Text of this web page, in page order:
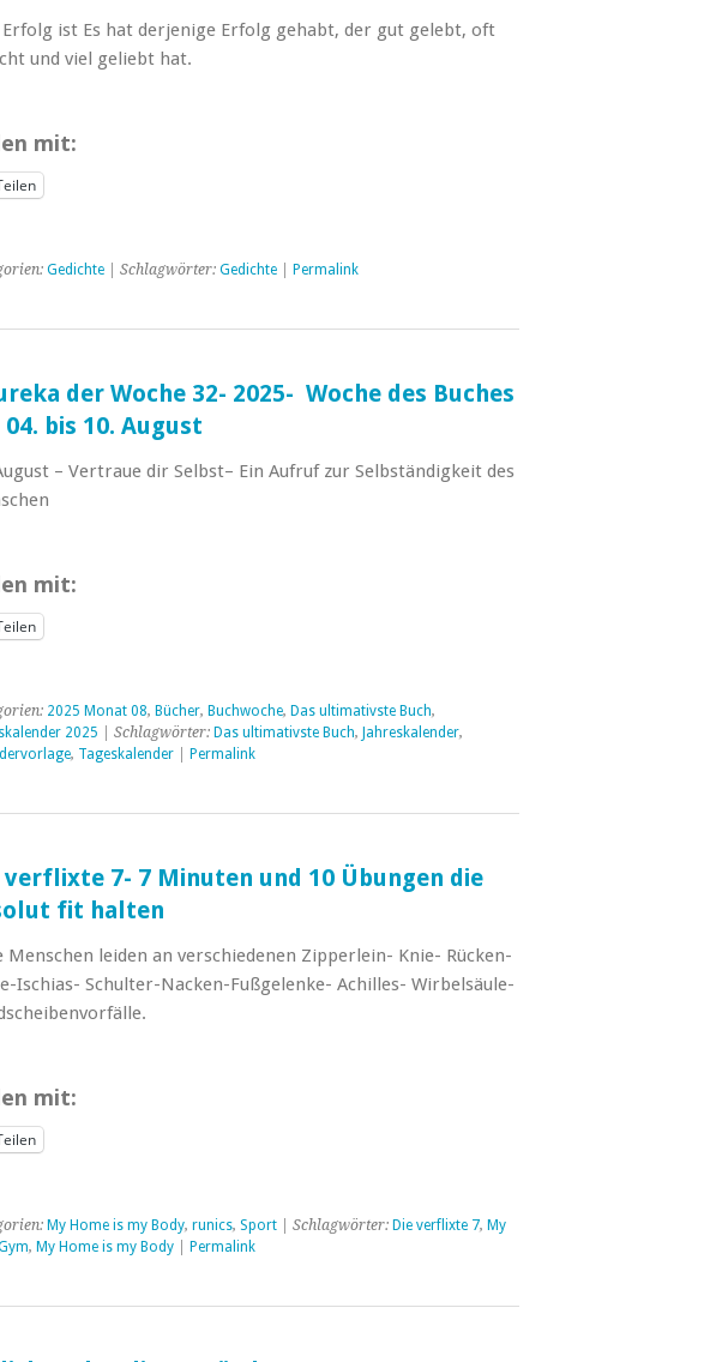
Erfolg ist Es hat derjenige Erfolg gehabt, der gut gelebt, oft
und viel geliebt hat.
mit:
Gedichte| Schlagwörter: Gedichte| Permalink
der Woche 32- 2025- Woche des Buches
bis 10. August
– Vertraue dir Selbst– Ein Aufruf zur Selbständigkeit des
mit:
2025 Monat 08, Bücher, Buchwoche, Das ultimativste Buch,
2025 | Schlagwörter: Das ultimativste Buch, Jahreskalender,
, Tageskalender| Permalink
verflixte 7- 7 Minuten und 10 Übungen die
fit halten
Menschen leiden an verschiedenen Zipperlein- Knie- Rücken-
Ischias- Schulter-Nacken-Fußgelenke- Achilles- Wirbelsäule-
mit:
My Home is my Body, runics, Sport| Schlagwörter: Die verflixte 7, My
, My Home is my Body| Permalink